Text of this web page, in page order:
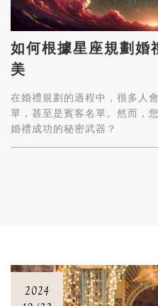
如何根據星座規劃婚
美
在婚禮規劃的過程中，很多人
單，甚至是賓客名單。然而，
婚禮成功的秘密武器？
2024